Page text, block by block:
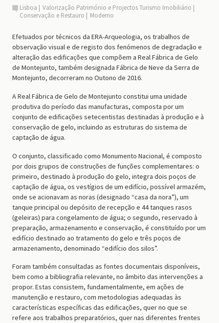
Lisboa
Valorização Património e Projectos Turismo Imobiliário
Conservação e Restauro
Moderno
Efetuados por técnicos da ERA-Arqueologia, os trabalhos de
observação visual e de registo dos fenómenos de degradação e
alteração das edificações que compõem a Real Fábrica de Gelo
de Montejunto, também designada Fábrica de Neve da Serra de
Montejunto, decorreram no Outono de 2016.
A Real Fábrica de Gelo de Montejunto constitui uma unidade
produtiva do período das manufacturas, composta por um
conjunto de edificações setecentistas destinadas à produção e à
conservação de gelo, incluindo as estruturas do sistema de
captação de água.
O conjunto, classificado como Monumento Nacional, é composto
por dois grupos de construções de funções complementares: o
primeiro, destinado à produção do gelo, integra dois poços de
captação de água, os vestígios de um edifício, possível armazém,
onde se acionavam as noras (designado “casa da nora”), um
tanque principal ou depósito de recepção e 44 tanques rasos
(geleiras) para congelamento de água; o segundo, reservado à
preparação, armazenamento e conservação, é constituído por um
edifício destinado ao tratamento do gelo e três poços de
armazenamento, denominado “edifício dos silos”.
Foram também consultadas as fontes documentais disponíveis,
bem como a bibliografia relevante, no âmbito das intervenções a
propor. Estas consistem, fundamentalmente, em ações de
manutenção e restauro, com metodologias adequadas às
características específicas das edificações, quer no que se
refere aos trabalhos preparatórios, quer nas diferentes frentes